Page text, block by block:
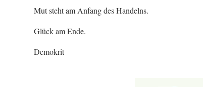
Mut steht am Anfang des Handelns.
Glück am Ende.
Demokrit